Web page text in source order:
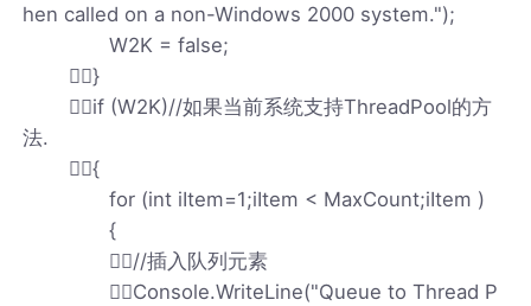
hen called on a non-Windows 2000 system.");
W2K = false;
}
if (W2K)//如果当前系统支持ThreadPool的方
法.
{
for (int iItem=1;iItem < MaxCount;iItem )
{
//插入队列元素
Console.WriteLine("Queue to Thread P